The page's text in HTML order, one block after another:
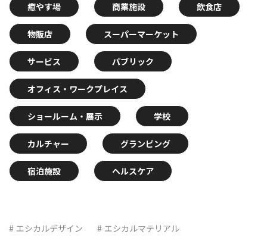
癒やす場 商業施設 飲食店
物販店 スーパーマーケット
サービス パブリック
オフィス・ワークプレイス
ショールーム・展示 学校
カルチャー グランピング
宿泊施設 ヘルスケア
エシカルデザイン
エシカルマテリアル